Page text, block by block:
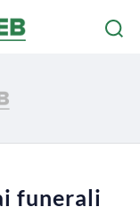
funerali